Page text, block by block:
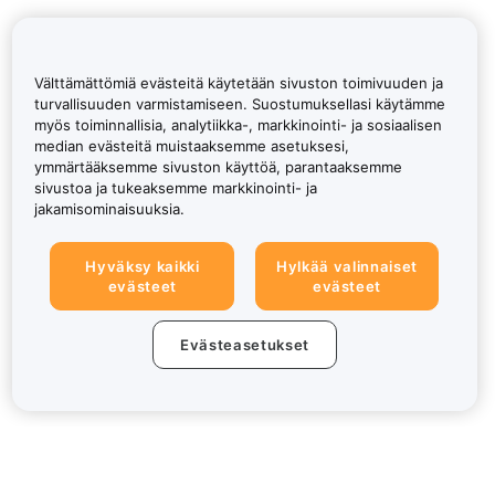
Välttämättömiä evästeitä käytetään sivuston toimivuuden ja
turvallisuuden varmistamiseen. Suostumuksellasi käytämme
myös toiminnallisia, analytiikka-, markkinointi- ja sosiaalisen
median evästeitä muistaaksemme asetuksesi,
ymmärtääksemme sivuston käyttöä, parantaaksemme
sivustoa ja tukeaksemme markkinointi- ja
jakamisominaisuuksia.
Hyväksy kaikki
evästeet
Hylkää valinnaiset
evästeet
Evästeasetukset